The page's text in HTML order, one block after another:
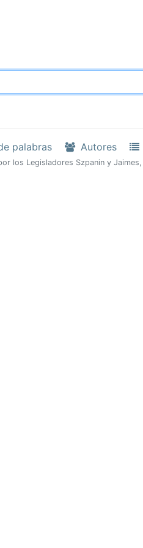
palabras Autores
los Legisladores Szpanin y